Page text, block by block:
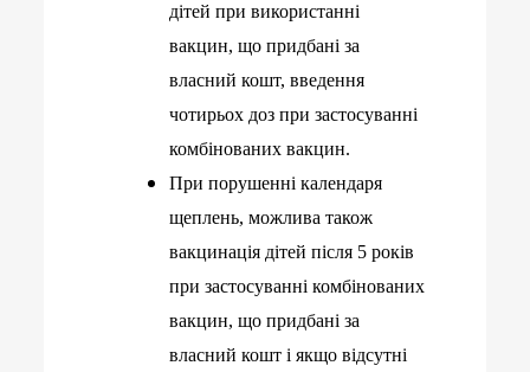
дітей при використанні
вакцин, що придбані за
власний кошт, введення
чотирьох доз при застосуванні
комбінованих вакцин.
При порушенні календаря
щеплень, можлива також
вакцинація дітей після 5 років
при застосуванні комбінованих
вакцин, що придбані за
власний кошт і якщо відсутні